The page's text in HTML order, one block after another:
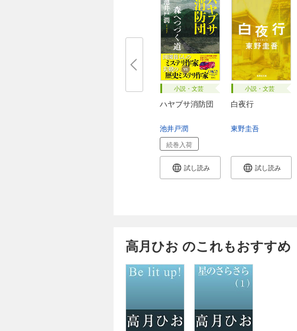
小説・文芸
ハヤブサ消防団
池井戸潤
続巻入荷
試し読み
小説・文芸
白夜行
東野圭吾
試し読み
高月ひお のこれもおすすめ